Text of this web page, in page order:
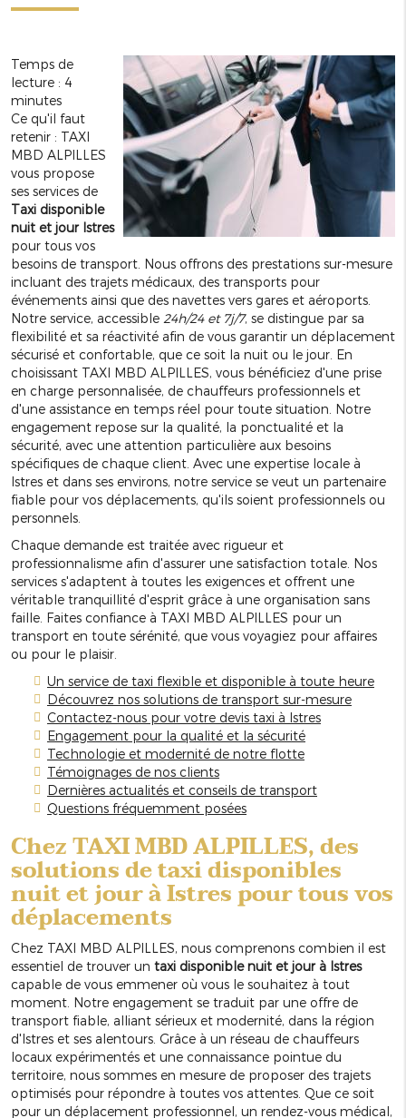
Temps de
lecture : 4
minutes
Ce qu'il faut
retenir : TAXI
MBD ALPILLES
vous propose
ses services de
Taxi disponible
nuit et jour Istres
pour tous vos
besoins de transport. Nous offrons des prestations sur-mesure
incluant des trajets médicaux, des transports pour
événements ainsi que des navettes vers gares et aéroports.
Notre service, accessible 24h/24 et 7j/7, se distingue par sa
flexibilité et sa réactivité afin de vous garantir un déplacement
sécurisé et confortable, que ce soit la nuit ou le jour. En
choisissant TAXI MBD ALPILLES, vous bénéficiez d'une prise
en charge personnalisée, de chauffeurs professionnels et
d'une assistance en temps réel pour toute situation. Notre
engagement repose sur la qualité, la ponctualité et la
sécurité, avec une attention particulière aux besoins
spécifiques de chaque client. Avec une expertise locale à
Istres et dans ses environs, notre service se veut un partenaire
fiable pour vos déplacements, qu'ils soient professionnels ou
personnels.
Chaque demande est traitée avec rigueur et
professionnalisme afin d'assurer une satisfaction totale. Nos
services s'adaptent à toutes les exigences et offrent une
véritable tranquillité d'esprit grâce à une organisation sans
faille. Faites confiance à TAXI MBD ALPILLES pour un
transport en toute sérénité, que vous voyagiez pour affaires
ou pour le plaisir.
Un service de taxi flexible et disponible à toute heure
Découvrez nos solutions de transport sur-mesure
Contactez-nous pour votre devis taxi à Istres
Engagement pour la qualité et la sécurité
Technologie et modernité de notre flotte
Témoignages de nos clients
Dernières actualités et conseils de transport
Questions fréquemment posées
Chez TAXI MBD ALPILLES, des
solutions de taxi disponibles
nuit et jour à Istres pour tous vos
déplacements
Chez TAXI MBD ALPILLES, nous comprenons combien il est
essentiel de trouver un taxi disponible nuit et jour à Istres
capable de vous emmener où vous le souhaitez à tout
moment. Notre engagement se traduit par une offre de
transport fiable, alliant sérieux et modernité, dans la région
d'Istres et ses alentours. Grâce à un réseau de chauffeurs
locaux expérimentés et une connaissance pointue du
territoire, nous sommes en mesure de proposer des trajets
optimisés pour répondre à toutes vos attentes. Que ce soit
pour un déplacement professionnel, un rendez-vous médical,